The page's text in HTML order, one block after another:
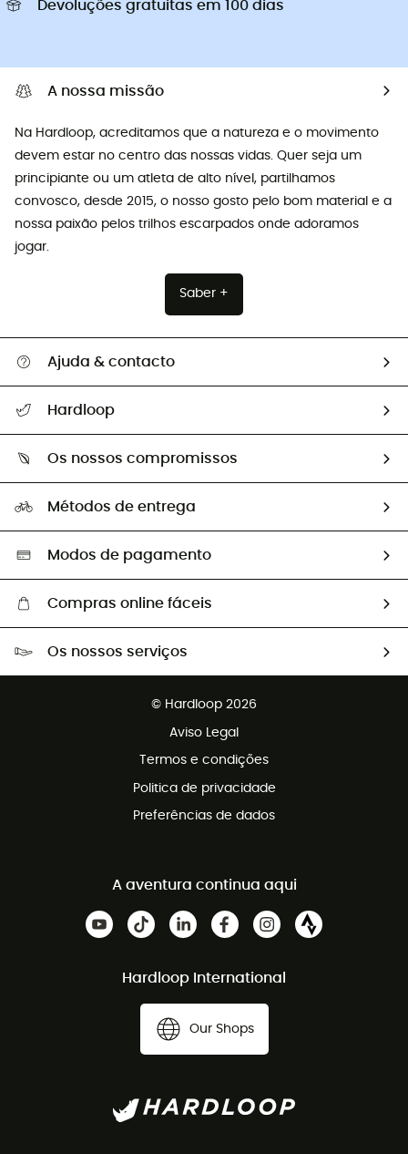
Devoluções gratuitas em 100 dias
A nossa missão
Na Hardloop, acreditamos que a natureza e o movimento
devem estar no centro das nossas vidas. Quer seja um
principiante ou um atleta de alto nível, partilhamos
convosco, desde 2015, o nosso gosto pelo bom material e a
nossa paixão pelos trilhos escarpados onde adoramos
jogar.
Saber +
Ajuda & contacto
Devoluções e reembolsos
Guia de tamanhos
Trocas & Devoluções
Hardloop
Os nossos embaixadores
Os nossos compromissos
Seleção eco-responsável
Métodos de entrega
Modos de pagamento
Compras online fáceis
Devoluções gratuitas em 100 dias
Os nossos serviços
© Hardloop 2026
Aviso Legal
Termos e condições
Politica de privacidade
Preferências de dados
A aventura continua aqui
Hardloop International
Our Shops